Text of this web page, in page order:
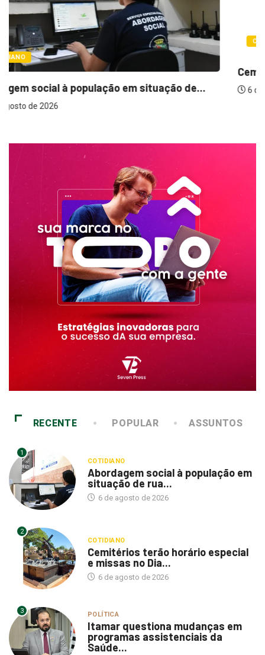
COTIDIANO
Cemitérios terão horário especial e missas no...
6 de agosto de 2026
RECENTE POPULAR ASSUNTOS
1
COTIDIANO
Abordagem social à população em
situação de rua...
6 de agosto de 2026
2
COTIDIANO
Cemitérios terão horário especial
e missas no Dia...
6 de agosto de 2026
3 POLÍTICA
Itamar questiona mudanças em
programas assistenciais da
Saúde...